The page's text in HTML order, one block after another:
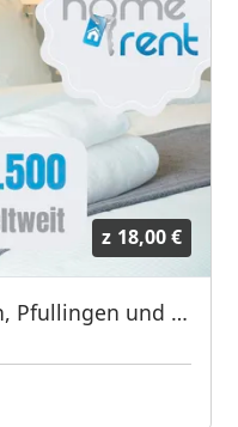
z 18,00 €
HomeRent in Lichtenstein, Pfullingen und Umgebung